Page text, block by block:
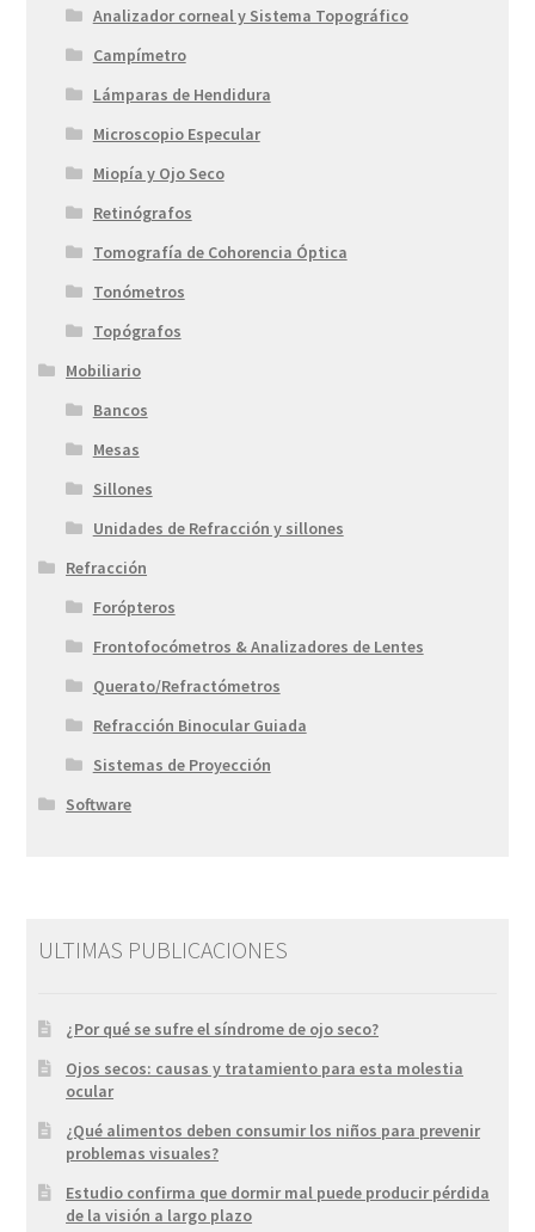
Analizador corneal y Sistema Topográfico
Campímetro
Lámparas de Hendidura
Microscopio Especular
Miopía y Ojo Seco
Retinógrafos
Tomografía de Cohorencia Óptica
Tonómetros
Topógrafos
Mobiliario
Bancos
Mesas
Sillones
Unidades de Refracción y sillones
Refracción
Forópteros
Frontofocómetros & Analizadores de Lentes
Querato/Refractómetros
Refracción Binocular Guiada
Sistemas de Proyección
Software
ULTIMAS PUBLICACIONES
¿Por qué se sufre el síndrome de ojo seco?
Ojos secos: causas y tratamiento para esta molestia
ocular
¿Qué alimentos deben consumir los niños para prevenir
problemas visuales?
Estudio confirma que dormir mal puede producir pérdida
de la visión a largo plazo